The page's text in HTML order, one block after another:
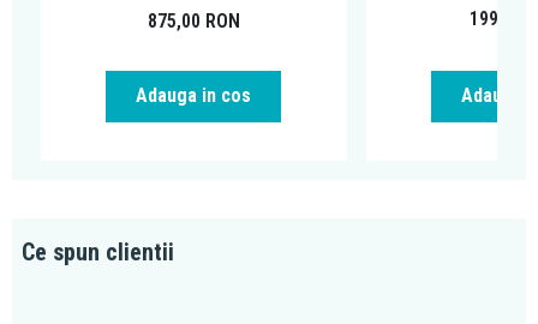
875,00 RON
Adauga in cos
199,00
Adauga
Ce spun clientii